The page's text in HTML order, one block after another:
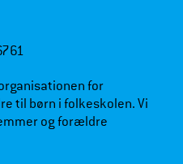
for
til børn i folkeskolen. Vi
og forældre